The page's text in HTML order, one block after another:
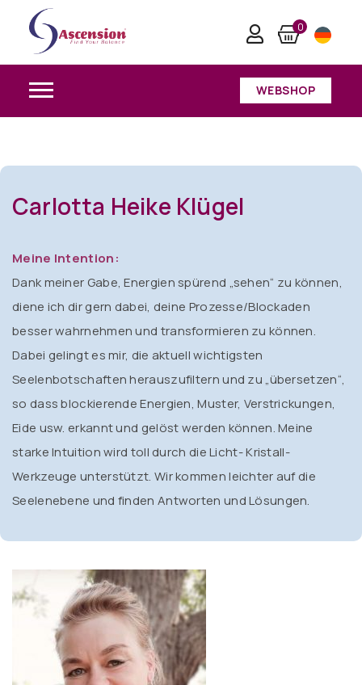
0
WEBSHOP
Carlotta Heike Klügel
Meine Intention:
Dank meiner Gabe, Energien spürend „sehen“ zu können,
diene ich dir gern dabei, deine Prozesse/Blockaden
besser wahrnehmen und transformieren zu können.
Dabei gelingt es mir, die aktuell wichtigsten
Seelenbotschaften herauszufiltern und zu „übersetzen“,
so dass blockierende Energien, Muster, Verstrickungen,
Eide usw. erkannt und gelöst werden können. Meine
starke Intuition wird toll durch die Licht- Kristall-
Werkzeuge unterstützt. Wir kommen leichter auf die
Seelenebene und finden Antworten und Lösungen.